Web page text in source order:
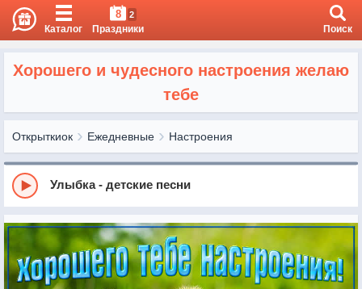
Каталог
8 2
Праздники Поиск
Хорошего и чудесного настроения желаю
тебе
Открыткиок Ежедневные Настроения
Улыбка - детские песни